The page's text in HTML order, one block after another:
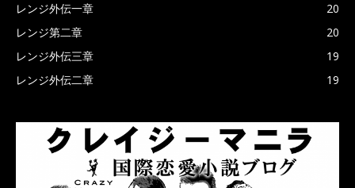
レンジ外伝一章
20
レンジ第二章
20
レンジ外伝三章
19
レンジ外伝二章
19